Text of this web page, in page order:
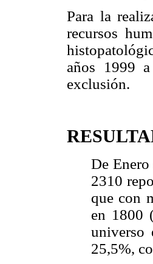
Para la
recursos
años 1999
exclusión.
De
2310
que con
en 1800
universo
25,5%,